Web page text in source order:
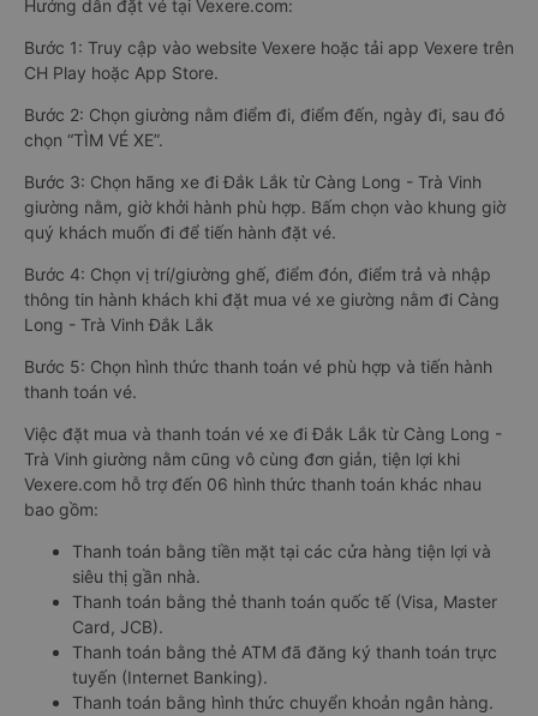
Hướng dẫn đặt vé tại Vexere.com:
Bước 1: Truy cập vào website Vexere hoặc tải app Vexere trên
CH Play hoặc App Store.
Bước 2: Chọn giường nằm điểm đi, điểm đến, ngày đi, sau đó
chọn “TÌM VÉ XE”.
Bước 3: Chọn hãng xe đi Đắk Lắk từ Càng Long - Trà Vinh
giường nằm, giờ khởi hành phù hợp. Bấm chọn vào khung giờ
quý khách muốn đi để tiến hành đặt vé.
Bước 4: Chọn vị trí/giường ghế, điểm đón, điểm trả và nhập
thông tin hành khách khi đặt mua vé xe giường nằm đi Càng
Long - Trà Vinh Đắk Lắk
Bước 5: Chọn hình thức thanh toán vé phù hợp và tiến hành
thanh toán vé.
Việc đặt mua và thanh toán vé xe đi Đắk Lắk từ Càng Long -
Trà Vinh giường nằm cũng vô cùng đơn giản, tiện lợi khi
Vexere.com hỗ trợ đến 06 hình thức thanh toán khác nhau
bao gồm:
Thanh toán bằng tiền mặt tại các cửa hàng tiện lợi và
siêu thị gần nhà.
Thanh toán bằng thẻ thanh toán quốc tế (Visa, Master
Card, JCB).
Thanh toán bằng thẻ ATM đã đăng ký thanh toán trực
tuyến (Internet Banking).
Thanh toán bằng hình thức chuyển khoản ngân hàng.